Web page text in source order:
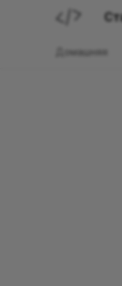
Домашняя